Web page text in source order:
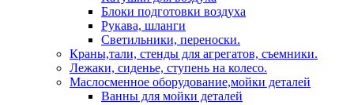
Блоки подготовки воздуха
Рукава, шланги
Светильники, переноски.
Краны,тали, стенды для агрегатов, съемники.
Лежаки, сиденье, ступень на колесо.
Маслосменное оборудование,мойки деталей
Ванны для мойки деталей